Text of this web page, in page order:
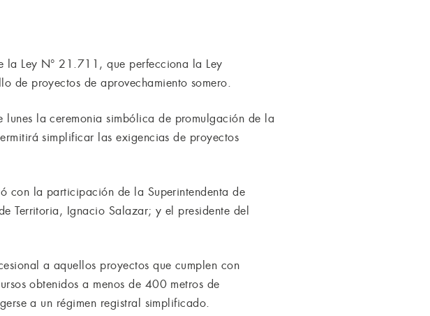
la Ley N° 21.711, que perfecciona la Ley
de proyectos de aprovechamiento somero.
la ceremonia simbólica de promulgación de la
simplificar las exigencias de proyectos
con la participación de la Superintendenta de
Territoria, Ignacio Salazar; y el presidente del
a aquellos proyectos que cumplen con
obtenidos a menos de 400 metros de
a un régimen registral simplificado.